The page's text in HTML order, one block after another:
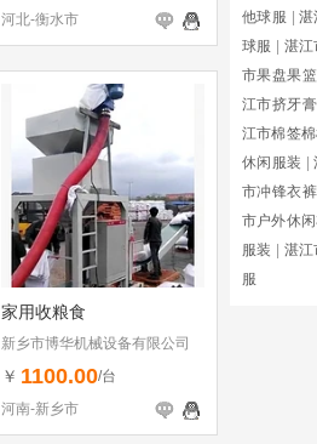
河北-衡水市
家用收粮食
新乡市博华机械设备有限公司
￥ 1100.00/台
河南-新乡市
他球服
湛
球服
湛
市果盘果篮
江市挤牙
江市棉签
休闲服装
市冲锋衣裤
市户外休
服装
湛江
服